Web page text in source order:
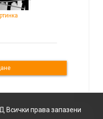
Всички права запазени